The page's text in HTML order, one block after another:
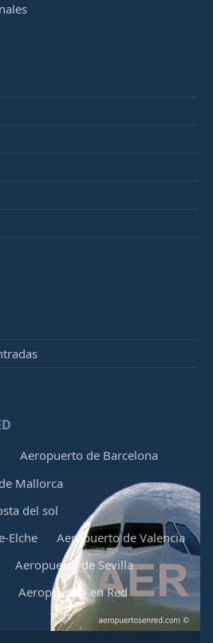
Aeropuerto de Barcelona
Mallorca
del sol
Elche
Aeropuerto de Valencia
Aeropuerto de Sevilla
Aeropuertos en Red